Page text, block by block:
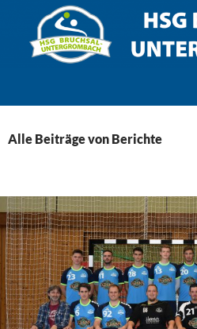
springen
Alle Beiträge von Berichte